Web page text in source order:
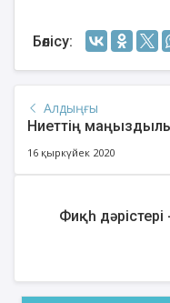
Бөлісу:
Алдыңғы
Ниеттің
16 қыркүйек 2020
Фиқһ